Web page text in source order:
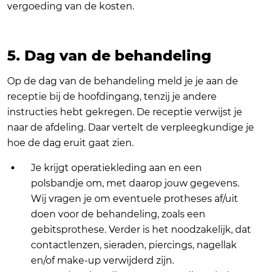
vergoeding van de kosten.
5. Dag van de behandeling
Op de dag van de behandeling meld je je aan de
receptie bij de hoofdingang, tenzij je andere
instructies hebt gekregen. De receptie verwijst je
naar de afdeling. Daar vertelt de verpleegkundige je
hoe de dag eruit gaat zien.
Je krijgt operatiekleding aan en een
polsbandje om, met daarop jouw gegevens.
Wij vragen je om eventuele protheses af/uit
doen voor de behandeling, zoals een
gebitsprothese. Verder is het noodzakelijk, dat
contactlenzen, sieraden, piercings, nagellak
en/of make-up verwijderd zijn.